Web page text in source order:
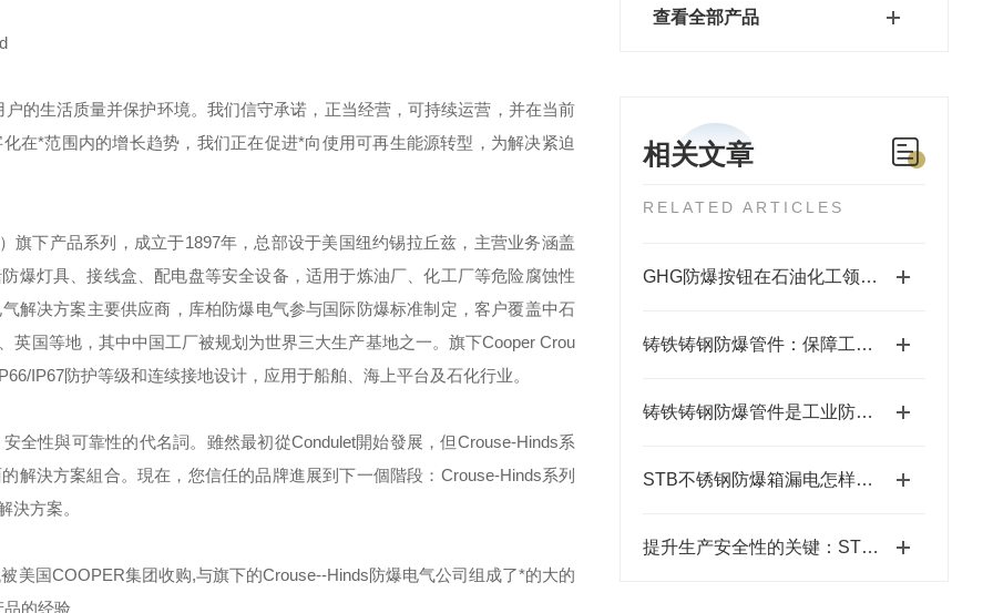
查看全部产品
相关文章
RELATED ARTICLES
GHG防爆按钮在石油化工领域的应用
铸铁铸钢防爆管件：保障工业安全的关键组件
铸铁铸钢防爆管件是工业防爆系统中重要的连接和控制元件
STB不锈钢防爆箱漏电怎样解决？
提升生产安全性的关键：STB不锈钢防爆箱的应用
的生活质量并保护环境。我们信守承诺，正当经营，可持续运营，并在当前
在*范围内的增长趋势，我们正在促进*向使用可再生能源转型，为解决紧迫
旗下产品系列，成立于1897年，总部设于美国纽约锡拉丘兹，主营业务涵盖
爆灯具、接线盒、配电盘等安全设备，适用于炼油厂、化工厂等危险腐蚀性
解决方案主要供应商，库柏防爆电气参与国际防爆标准制定，客户覆盖中石
英国等地，其中中国工厂被规划为世界三大生产基地之一。旗下Cooper Crou
IP67防护等级和连续接地设计，应用于船舶、海上平台及石化行业。
全性與可靠性的代名詞。雖然最初從Condulet開始發展，但Crouse-Hinds系
解決方案組合。現在，您信任的品牌進展到下一個階段： Crouse-Hinds系列
決方案。
美国COOPER集团收购,与旗下的Crouse--Hinds防爆电气公司组成了*的大的
的经验